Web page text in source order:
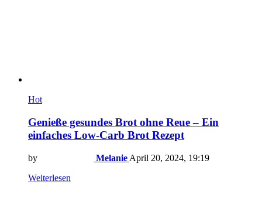
Hot
Genieße gesundes Brot ohne Reue – Ein
einfaches Low-Carb Brot Rezept
by Melanie April 20, 2024, 19:19
Weiterlesen